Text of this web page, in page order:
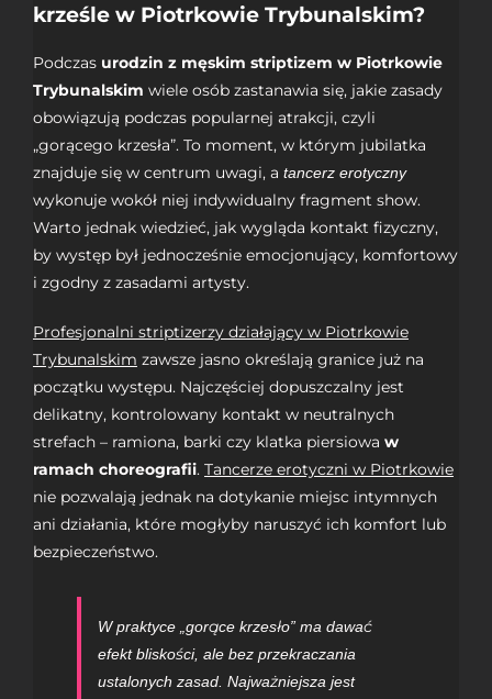
krześle w Piotrkowie Trybunalskim?
Podczas urodzin z męskim striptizem w Piotrkowie
Trybunalskim wiele osób zastanawia się, jakie zasady
obowiązują podczas popularnej atrakcji, czyli
„gorącego krzesła”. To moment, w którym jubilatka
znajduje się w centrum uwagi, a tancerz erotyczny
wykonuje wokół niej indywidualny fragment show.
Warto jednak wiedzieć, jak wygląda kontakt fizyczny,
by występ był jednocześnie emocjonujący, komfortowy
i zgodny z zasadami artysty.
Profesjonalni striptizerzy działający w Piotrkowie
Trybunalskim zawsze jasno określają granice już na
początku występu. Najczęściej dopuszczalny jest
delikatny, kontrolowany kontakt w neutralnych
strefach – ramiona, barki czy klatka piersiowa w
ramach choreografii. Tancerze erotyczni w Piotrkowie
nie pozwalają jednak na dotykanie miejsc intymnych
ani działania, które mogłyby naruszyć ich komfort lub
bezpieczeństwo.
W praktyce „gorące krzesło” ma dawać
efekt bliskości, ale bez przekraczania
ustalonych zasad. Najważniejsza jest